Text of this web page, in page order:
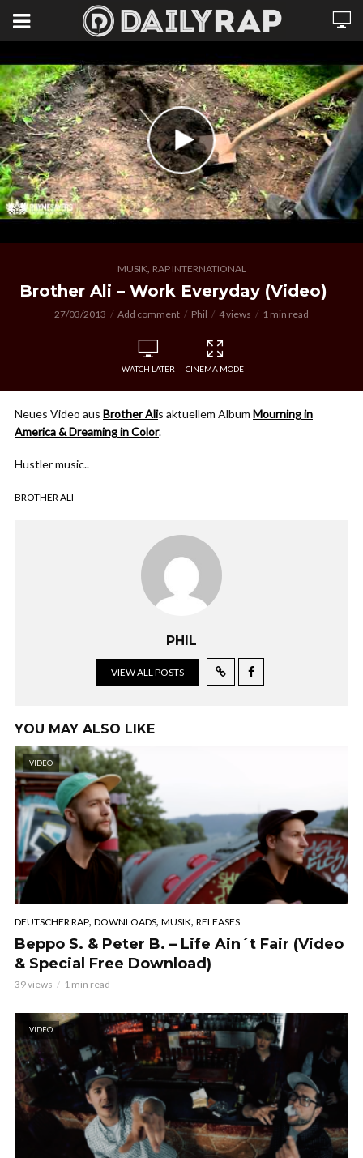
MUSIK, RAP INTERNATIONAL
Brother Ali – Work Everyday (Video)
27/03/2013 Add comment Phil 4 views 1 min read
WATCH LATER CINEMA MODE
Neues Video aus Brother Alis aktuellem Album Mourning in
America & Dreaming in Color.
Hustler music..
BROTHER ALI
PHIL
VIEW ALL POSTS
YOU MAY ALSO LIKE
VIDEO
DEUTSCHER RAP, DOWNLOADS, MUSIK, RELEASES
Beppo S. & Peter B. – Life Ain´t Fair (Video
& Special Free Download)
39 views 1 min read
VIDEO